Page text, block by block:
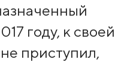
году, к своей
приступил,